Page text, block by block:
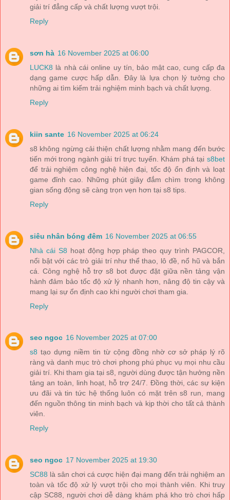
giải trí đẳng cấp và chất lượng vượt trội.
Reply
sơn hà 16 November 2025 at 06:00
LUCK8 là nhà cái online uy tín, bảo mật cao, cung cấp đa
dạng game cược hấp dẫn. Đây là lựa chọn lý tưởng cho
những ai tìm kiếm trải nghiệm minh bạch và chất lượng.
Reply
kiin sante 16 November 2025 at 06:24
s8 không ngừng cải thiện chất lượng nhằm mang đến bước
tiến mới trong ngành giải trí trực tuyến. Khám phá tại s8bet
để trải nghiệm công nghệ hiện đại, tốc độ ổn định và loạt
game đỉnh cao. Những phút giây đắm chìm trong không
gian sống động sẽ càng trọn vẹn hơn tại s8 tips.
Reply
siêu nhân bóng đêm 16 November 2025 at 06:55
Nhà cái S8 hoạt động hợp pháp theo quy trình PAGCOR,
nổi bật với các trò giải trí như thể thao, lô đề, nổ hũ và bắn
cá. Công nghệ hỗ trợ s8 bot được đặt giữa nền tảng vận
hành đảm bảo tốc độ xử lý nhanh hơn, nâng độ tin cậy và
mang lại sự ổn định cao khi người chơi tham gia.
Reply
seo ngoc 16 November 2025 at 07:00
s8 tạo dựng niềm tin từ cộng đồng nhờ cơ sở pháp lý rõ
ràng và danh mục trò chơi phong phú phục vụ mọi nhu cầu
giải trí. Khi tham gia tại s8, người dùng được tận hưởng nền
tảng an toàn, linh hoạt, hỗ trợ 24/7. Đồng thời, các sự kiện
ưu đãi và tin tức hệ thống luôn có mặt trên s8 run, mang
đến nguồn thông tin minh bạch và kịp thời cho tất cả thành
viên.
Reply
seo ngoc 17 November 2025 at 19:30
SC88 là sân chơi cá cược hiện đại mang đến trải nghiệm an
toàn và tốc độ xử lý vượt trội cho mọi thành viên. Khi truy
cập SC88, người chơi dễ dàng khám phá kho trò chơi hấp